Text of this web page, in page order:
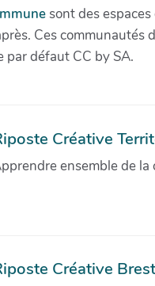
sont des
Ces
par défaut CC by SA.
Créative
ensemble de la
Créative Brest